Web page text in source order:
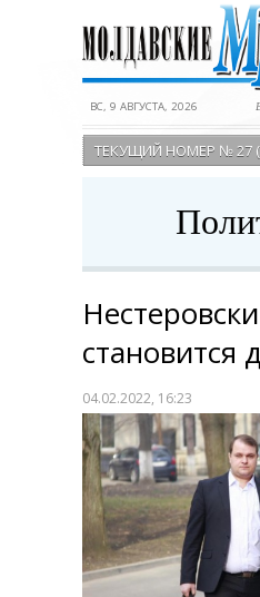
ВС, 9 АВГУСТА, 2026
ТЕКУЩИЙ НОМЕР № 27
становится
04.02.2022, 16:23